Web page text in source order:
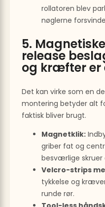
rollatoren blev
nøglerne
5.
release
og kræfter er
Det kan virke som en
montering betyder alt
faktisk bliver brugt.
Magnetklik:
griber fat og
besværlige skruer
Velcro-strips
tykkelse og
runde rør.